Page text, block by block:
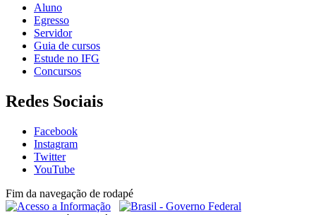
Aluno
Egresso
Servidor
Guia de cursos
Estude no IFG
Concursos
Redes Sociais
Facebook
Instagram
Twitter
YouTube
Fim da navegação de rodapé